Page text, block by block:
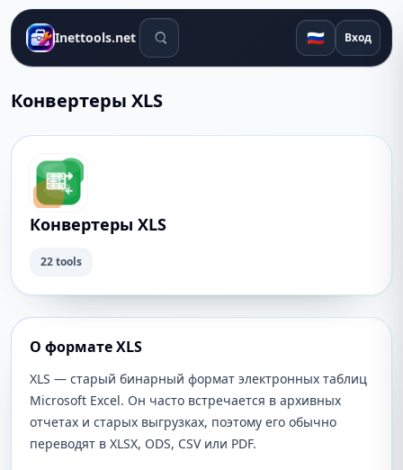
Inettools.net Поиск инструментов 🇷🇺 Вход
Конвертеры XLS
Конвертеры XLS
22 tools
О формате XLS
XLS — старый бинарный формат электронных таблиц
Microsoft Excel. Он часто встречается в архивных
отчетах и старых выгрузках, поэтому его обычно
переводят в XLSX, ODS, CSV или PDF.